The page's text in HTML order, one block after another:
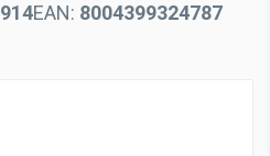
EAN: 8004399324787